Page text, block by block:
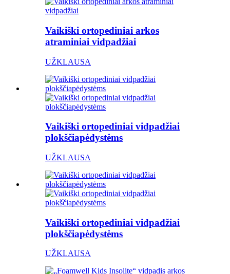
Vaikiški ortopediniai arkos
atraminiai vidpadžiai
UŽKLAUSA
Vaikiški ortopediniai vidpadžiai
plokščiapėdystėms
UŽKLAUSA
Vaikiški ortopediniai vidpadžiai
plokščiapėdystėms
UŽKLAUSA